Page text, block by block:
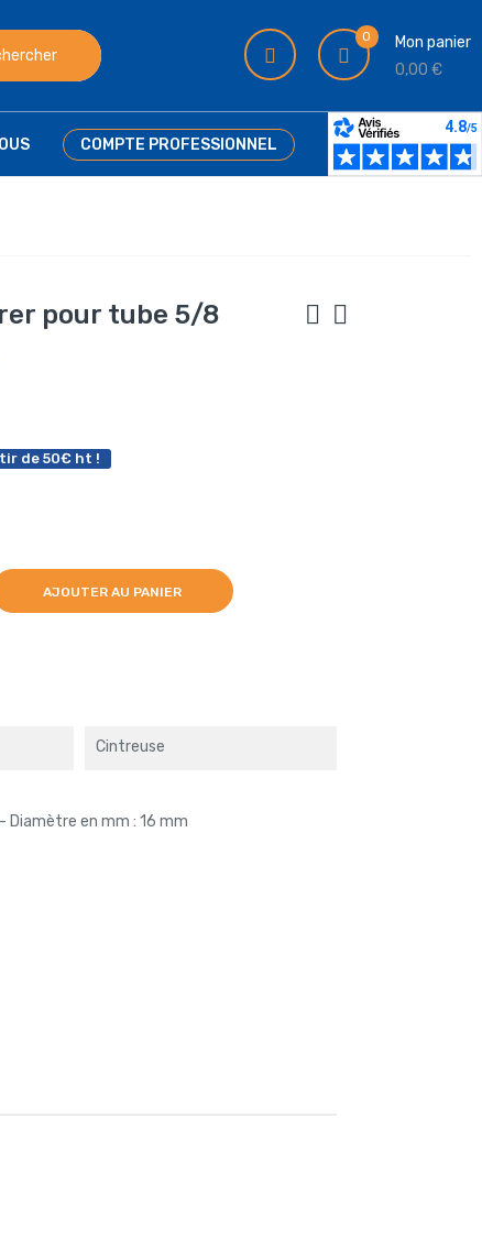
0
Mon panier
0,00 €
COMPTE PROFESSIONNEL
pour tube 5/8
de 50€ ht !
AJOUTER AU PANIER
Cintreuse
Diamètre en mm : 16 mm